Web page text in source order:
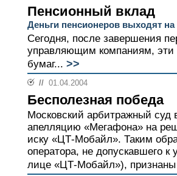
Пенсионный вклад
Деньги пенсионеров выходят
Сегодня, после завершения
управляющим компаниям, эти
бумаг... >>
// 01.04.2004
Бесполезная победа
Московский арбитражный суд
апелляцию «Мегафона» на
иску «ЦТ-Мобайл». Таким
оператора, не допускавшего
лице «ЦТ-Мобайл»),